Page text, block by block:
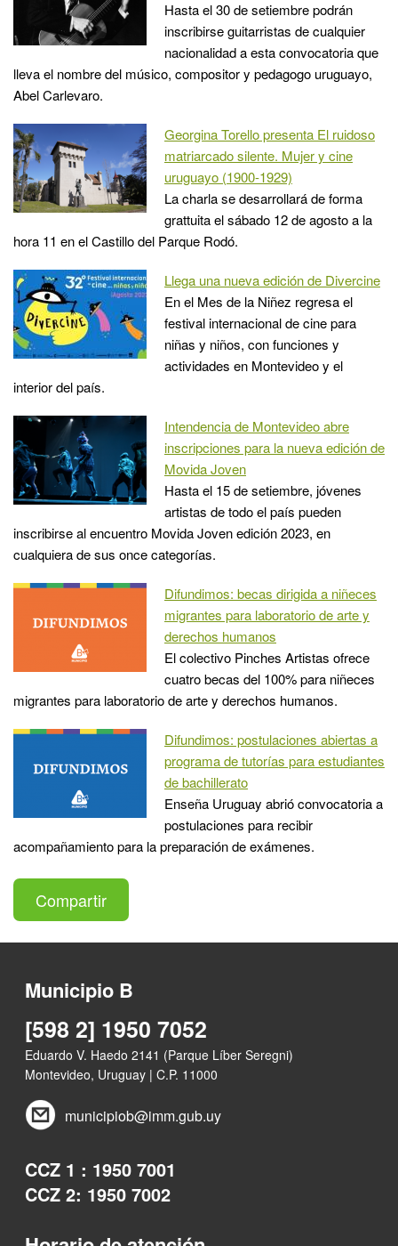
Hasta el 30 de setiembre podrán
inscribirse guitarristas de cualquier
nacionalidad a esta convocatoria que
lleva el nombre del músico, compositor y pedagogo uruguayo,
Abel Carlevaro.
Georgina Torello presenta El ruidoso
matriarcado silente. Mujer y cine
uruguayo (1900-1929)
La charla se desarrollará de forma
grattuita el sábado 12 de agosto a la
hora 11 en el Castillo del Parque Rodó.
Llega una nueva edición de Divercine
En el Mes de la Niñez regresa el
festival internacional de cine para
niñas y niños, con funciones y
actividades en Montevideo y el
interior del país.
Intendencia de Montevideo abre
inscripciones para la nueva edición de
Movida Joven
Hasta el 15 de setiembre, jóvenes
artistas de todo el país pueden
inscribirse al encuentro Movida Joven edición 2023, en
cualquiera de sus once categorías.
Difundimos: becas dirigida a niñeces
migrantes para laboratorio de arte y
derechos humanos
El colectivo Pinches Artistas ofrece
cuatro becas del 100% para niñeces
migrantes para laboratorio de arte y derechos humanos.
Difundimos: postulaciones abiertas a
programa de tutorías para estudiantes
de bachillerato
Enseña Uruguay abrió convocatoria a
postulaciones para recibir
acompañamiento para la preparación de exámenes.
Compartir
Municipio B
[598 2] 1950 7052
Eduardo V. Haedo 2141 (Parque Líber Seregni)
Montevideo, Uruguay | C.P. 11000
municipiob@imm.gub.uy
CCZ 1 : 1950 7001
CCZ 2: 1950 7002